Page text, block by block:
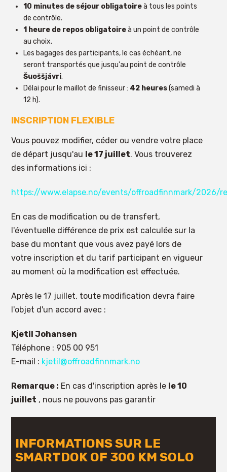
10 minutes de séjour obligatoireà tous les points
de contrôle.
1 heure de repos obligatoireà un point de contrôle
au choix.
Les bagages des participants, le cas échéant, ne
seront transportés que jusqu'au point de contrôle
Šuoššjávri.
Délai pour le maillot de finisseur : 42 heures(samedi à
12 h).
INSCRIPTION FLEXIBLE
Vous pouvez modifier, céder ou vendre votre place
de départ jusqu'au le 17 juillet. Vous trouverez
des informations ici :
https://www.elapse.no/events/offroadfinnmark/2026/
En cas de modification ou de transfert,
l'éventuelle différence de prix est calculée sur la
base du montant que vous avez payé lors de
votre inscription et du tarif participant en vigueur
au moment où la modification est effectuée.
Après le 17 juillet, toute modification devra faire
l'objet d'un accord avec :
Kjetil Johansen
Téléphone : 905 00 951
E-mail : kjetil@offroadfinnmark.no
Remarque : En cas d'inscription après le le 10
juillet , nous ne pouvons pas garantir
INFORMATIONS SUR LE
SMARTDOK OF 300 KM SOLO